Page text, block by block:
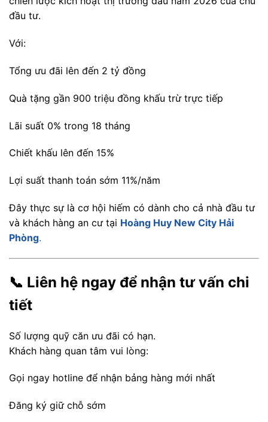
đầu tư.
Với:
Tổng ưu đãi lên đến 2 tỷ đồng
Quà tặng gần 900 triệu đồng khấu trừ trực tiếp
Lãi suất 0% trong 18 tháng
Chiết khấu lên đến 15%
Lợi suất thanh toán sớm 11%/năm
Đây thực sự là cơ hội hiếm có dành cho cả nhà đầu tư
và khách hàng an cư tại Hoàng Huy New City Hải
Phòng.
📞 Liên hệ ngay để nhận tư vấn chi
tiết
Số lượng quỹ căn ưu đãi có hạn.
Khách hàng quan tâm vui lòng:
Gọi ngay hotline để nhận bảng hàng mới nhất
Đăng ký giữ chỗ sớm